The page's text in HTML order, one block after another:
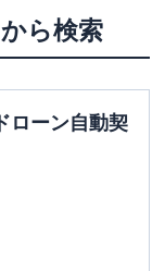
ら検索
ローン自動契